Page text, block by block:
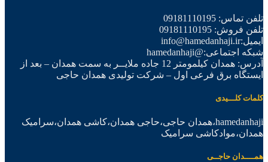
تلفن تماس: 09181110195
تلفن فروش: 09181110195
ایمیل:info@hamedanhaji.ir
شبکه اجتماعی:@hamedanhaji
آدرس: همدان کیلمومتر 12 جاده ملایــر به سمت همدان – بعد از
ایستگاه برق فرعی اول – شرکت تولیدی همدان حاجی
کلمات کلـــیدی
hamedanhaji،همدان حاجی،حاجی همدان،کاشی همدان،سرامیک
همدان،موادکاشی سرامیک
همــــدان حاجــی